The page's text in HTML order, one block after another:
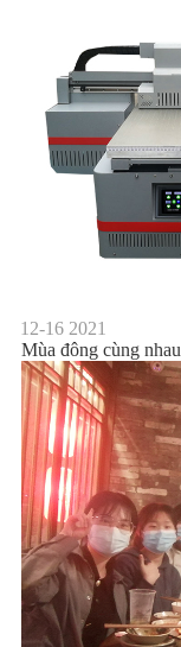
12-16 2021
Mùa đông cùng